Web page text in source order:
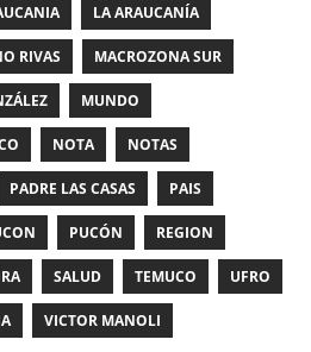
LA ARAUCANÍA
RIVAS MACROZONA SUR
MUNDO
NOTA NOTAS
PADRE LAS CASAS PAIS
PUCÓN REGION
SALUD TEMUCO UFRO
VICTOR MANOLI